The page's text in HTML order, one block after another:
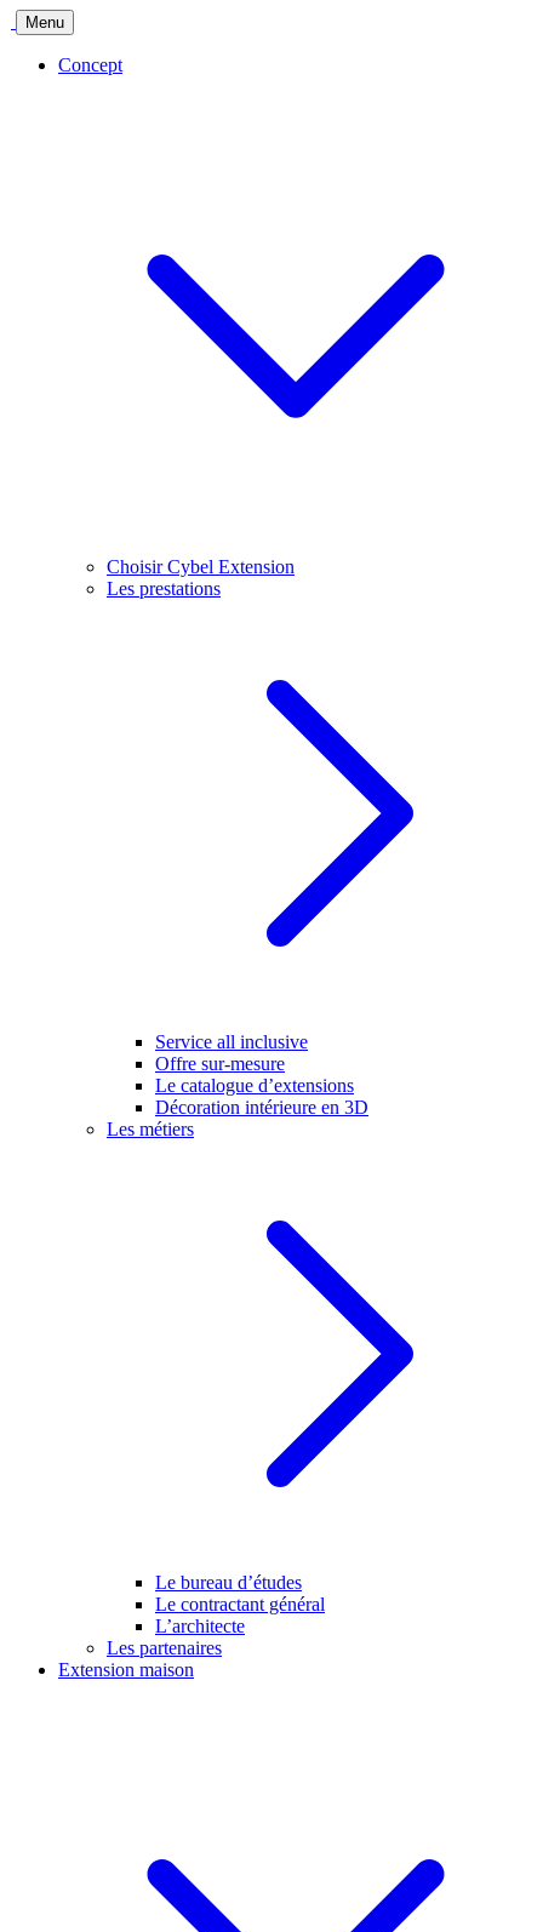
Menu
Concept
Choisir Cybel Extension
Les prestations
Service all inclusive
Offre sur-mesure
Le catalogue d’extensions
Décoration intérieure en 3D
Les métiers
Le bureau d’études
Le contractant général
L’architecte
Les partenaires
Extension maison